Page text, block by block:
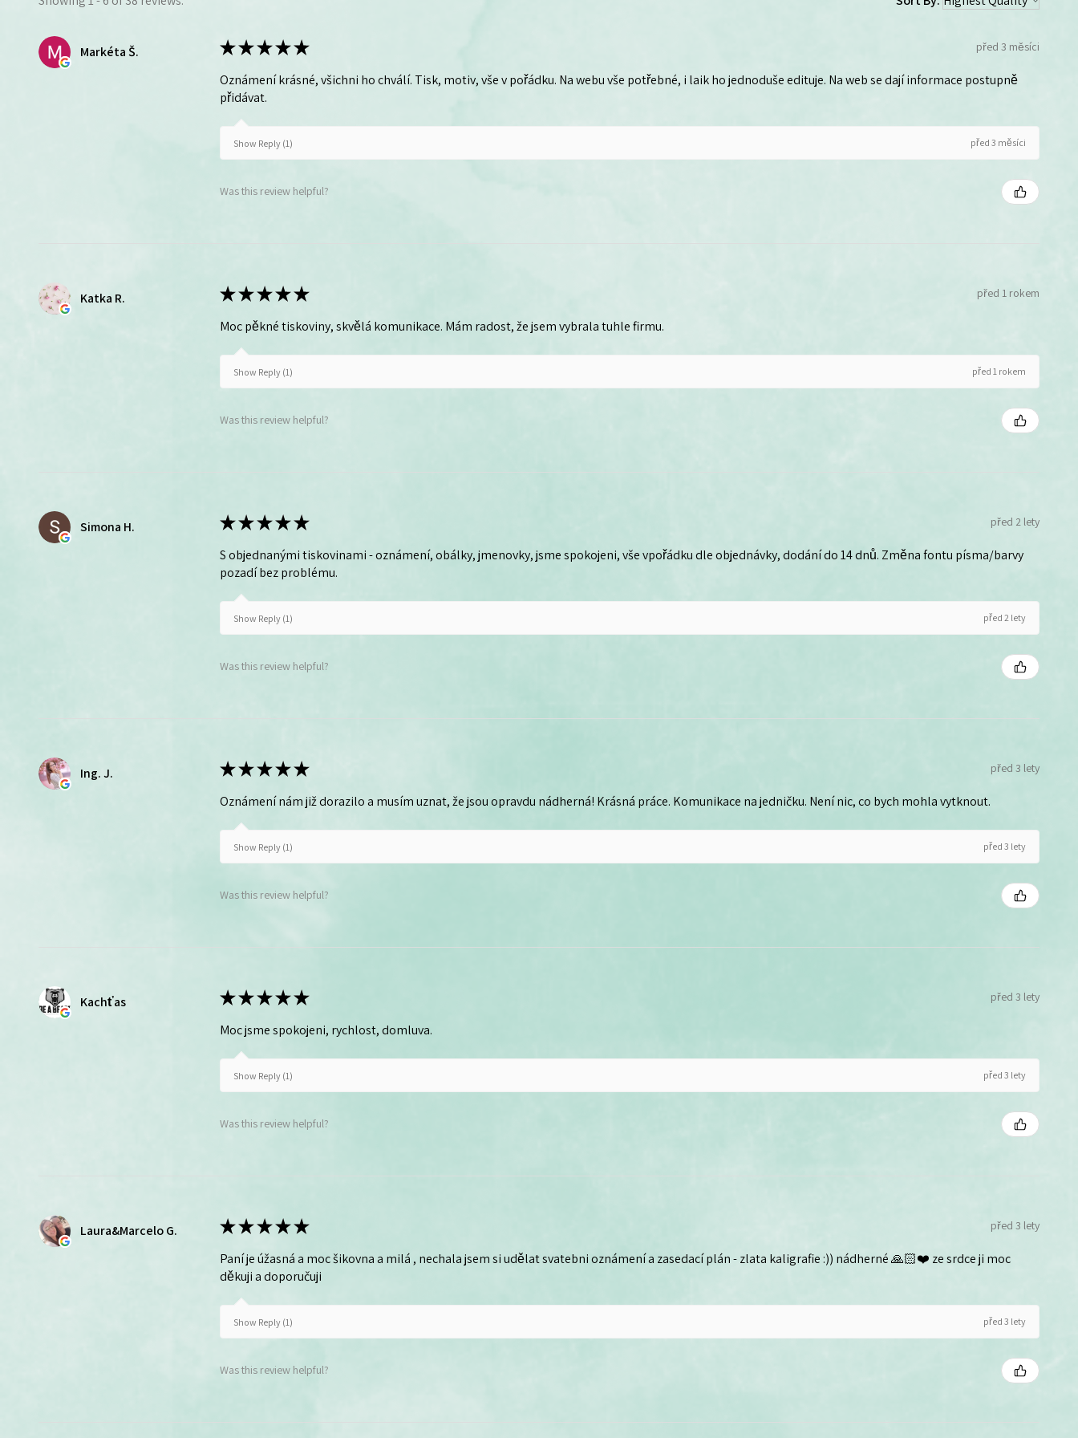
Markéta Š. ★★★★★ před 3 měsíci
Oznámení krásné, všichni ho chválí. Tisk, motiv, vše v pořádku. Na webu vše potřebné, i laik ho jednoduše edituje. Na web se dají informace postupně
přidávat.
Show Reply (1) před 3 měsíci
Was this review helpful?
Katka R. ★★★★★ před 1 rokem
Moc pěkné tiskoviny, skvělá komunikace. Mám radost, že jsem vybrala tuhle firmu.
Show Reply (1) před 1 rokem
Was this review helpful?
Simona H. ★★★★★ před 2 lety
S objednanými tiskovinami - oznámení, obálky, jmenovky, jsme spokojeni, vše vpořádku dle objednávky, dodání do 14 dnů. Změna fontu písma/barvy
pozadí bez problému.
Show Reply (1) před 2 lety
Was this review helpful?
Ing. J. ★★★★★ před 3 lety
Oznámení nám již dorazilo a musím uznat, že jsou opravdu nádherná! Krásná práce. Komunikace na jedničku. Není nic, co bych mohla vytknout.
Show Reply (1) před 3 lety
Was this review helpful?
Kachťas ★★★★★ před 3 lety
Moc jsme spokojeni, rychlost, domluva.
Show Reply (1) před 3 lety
Was this review helpful?
Laura&Marcelo G. ★★★★★ před 3 lety
Paní je úžasná a moc šikovna a milá , nechala jsem si udělat svatebni oznámení a zasedací plán - zlata kaligrafie :)) nádherné 🙏🏻❤️ ze srdce ji moc
děkuji a doporučuji
Show Reply (1) před 3 lety
Was this review helpful?